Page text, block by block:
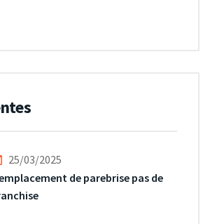
25/03/2025
de parebrise pas de